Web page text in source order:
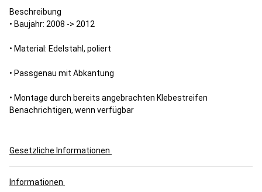
Beschreibung
• Baujahr: 2008 -> 2012
• Material: Edelstahl, poliert
• Passgenau mit Abkantung
• Montage durch bereits angebrachten Klebestreifen
Benachrichtigen, wenn verfügbar
Gesetzliche Informationen
Informationen